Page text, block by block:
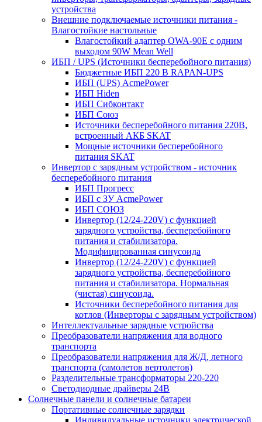
устройства
Внешние подключаемые источники питания -
Влагостойкие настольные
Влагостойкий адаптер OWA-90E с одним
выходом 90W Mean Well
ИБП / UPS (Источники бесперебойного питания)
Бюджетные ИБП 220 В RAPAN-UPS
ИБП (UPS) AcmePower
ИБП Hiden
ИБП Сибконтакт
ИБП Союз
Источники бесперебойного питания 220В,
встроенный АКБ SKAT
Мощные источники бесперебойного
питания SKAT
Инвертор с зарядным устройством - источник
бесперебойного питания
ИБП Прогресс
ИБП с ЗУ AcmePower
ИБП СОЮЗ
Инвертор (12/24-220V) с функцией
зарядного устройства, бесперебойного
питания и стабилизатора.
Модифицированная синусоида
Инвертор (12/24-220V) с функцией
зарядного устройства, бесперебойного
питания и стабилизатора. Нормальная
(чистая) синусоида.
Источники бесперебойного питания для
котлов (Инверторы с зарядным устройством)
Интеллектуальные зарядные устройства
Преобразователи напряжения для водного
транспорта
Преобразователи напряжения для Ж/Д, летного
транспорта (самолетов вертолетов)
Разделительные трансформаторы 220-220
Светодиодные драйверы 24В
Солнечные панели и солнечные батареи
Портативные солнечные зарядки
Индивидуальные источники электрической